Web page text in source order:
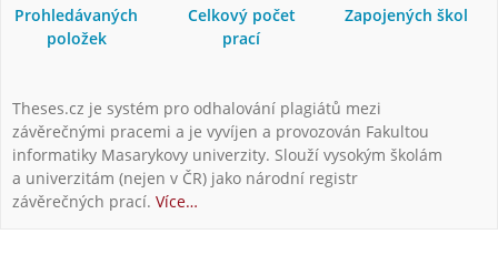
Prohledávaných
položek
Celkový počet
prací
Zapojených škol
Theses.cz je systém pro odhalování plagiátů mezi
závěrečnými pracemi a je vyvíjen a provozován Fakultou
informatiky Masarykovy univerzity. Slouží vysokým školám
a univerzitám (nejen v ČR) jako národní registr
závěrečných prací. Více…